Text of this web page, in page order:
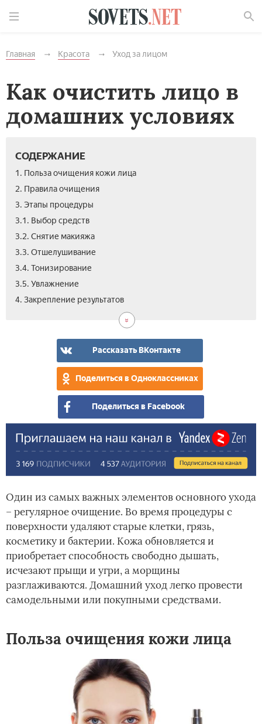
Главная Красота Уход за лицом
Как очистить лицо в
домашних условиях
СОДЕРЖАНИЕ
1. Польза очищения кожи лица
2. Правила очищения
3. Этапы процедуры
3.1. Выбор средств
3.2. Снятие макияжа
3.3. Отшелушивание
3.4. Тонизирование
3.5. Увлажнение
4. Закрепление результатов
Рассказать ВКонтакте
Поделиться в Одноклассниках
Поделиться в Facebook
Один из самых важных элементов основного ухода
– регулярное очищение. Во время процедуры с
поверхности удаляют старые клетки, грязь,
косметику и бактерии. Кожа обновляется и
приобретает способность свободно дышать,
исчезают прыщи и угри, а морщины
разглаживаются. Домашний уход легко провести
самодельными или покупными средствами.
Польза очищения кожи лица